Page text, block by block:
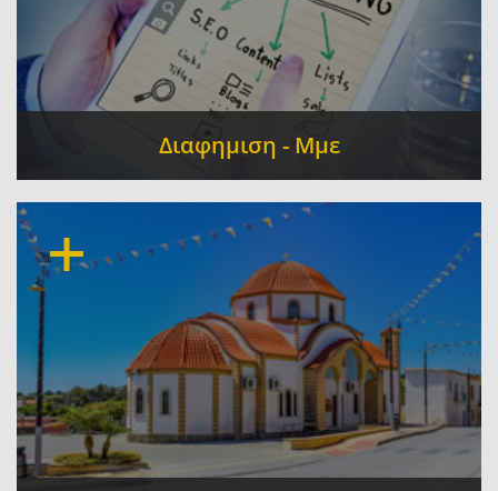
Διαφημιση - Μμε
Γραφικές Τέχνες - Εκτυπώσεις-Επιγραφές-
Ραδιοφωνικοί Σταθμοί -
Εταιρίες - Βιντεοσκοπήσεις - Φωτογραφίσεις